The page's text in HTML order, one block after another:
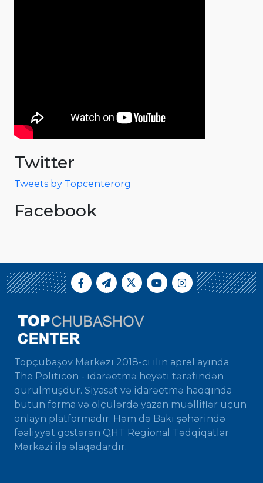
Twitter
Tweets by Topcenterorg
Facebook
Topçubaşov Mərkəzi 2018-ci ilin aprel ayında
The Politicon - idarəetmə heyəti tərəfindən
qurulmuşdur. Siyasət və idarəetmə haqqında
bütün forma və ölçülərdə yazan müəlliflər üçün
onlayn platformadır. Həm də Bakı şəhərində
fəaliyyət göstərən QHT Regional Tədqiqatlar
Mərkəzi ilə əlaqədardır.